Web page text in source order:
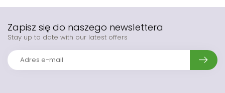
Zapisz się do naszego newslettera
Stay up to date with our latest offers